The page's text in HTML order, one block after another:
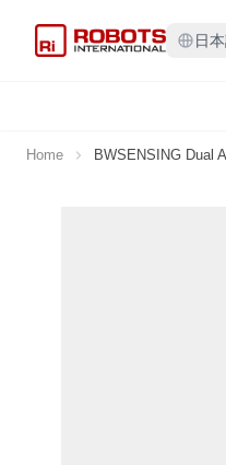
日
Home BWSENSING Dual